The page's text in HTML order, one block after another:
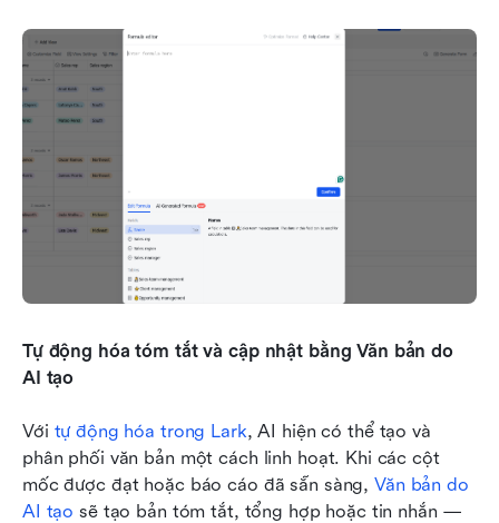
Tự động hóa tóm tắt và cập nhật bằng Văn bản do
AI tạo
Với tự động hóa trong Lark, AI hiện có thể tạo và
phân phối văn bản một cách linh hoạt. Khi các cột
mốc được đạt hoặc báo cáo đã sẵn sàng, Văn bản do
AI tạo sẽ tạo bản tóm tắt, tổng hợp hoặc tin nhắn —